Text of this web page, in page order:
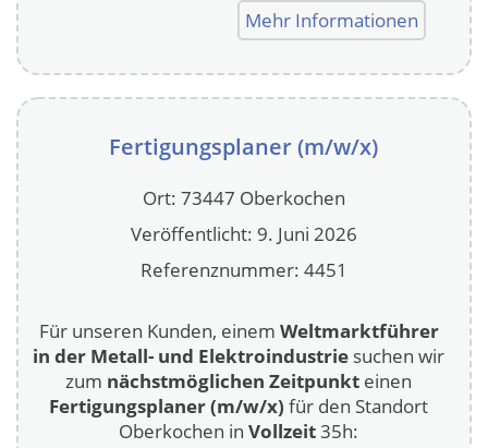
Mehr Informationen
Fertigungsplaner (m/w/x)
Ort: 73447 Oberkochen
Veröffentlicht: 9. Juni 2026
Referenznummer: 4451
Für unseren Kunden, einem Weltmarktführer
in der Metall- und Elektroindustrie suchen wir
zum nächstmöglichen Zeitpunkt einen
Fertigungsplaner (m/w/x) für den Standort
Oberkochen in Vollzeit35h: